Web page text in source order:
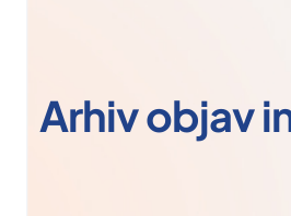
Arhiv objav